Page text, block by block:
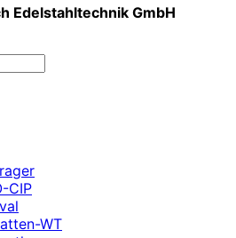
Edelstahltechnik GmbH
CIP
WT